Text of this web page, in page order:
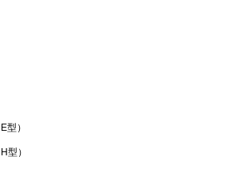
型）
型）